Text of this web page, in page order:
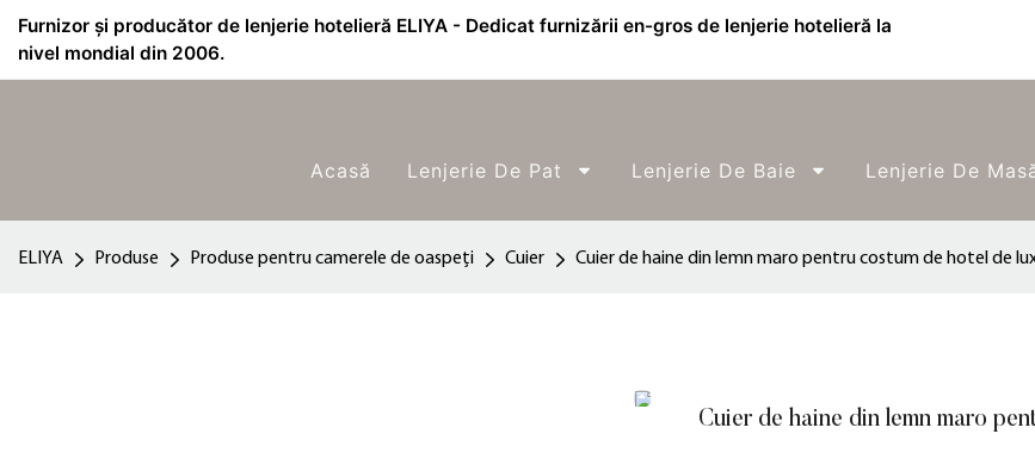
Furnizor și producător de lenjerie hotelieră ELIYA - Dedicat furnizării en-gros de lenjerie hotelieră la
nivel mondial din 2006.
Acasă Lenjerie De Pat Lenjerie De Baie Lenjerie De
ELIYA Produse Produse pentru camerele de oaspeți Cuier Cuier de haine din lemn maro pentru costum de hotel de
Cuier de haine din lemn maro